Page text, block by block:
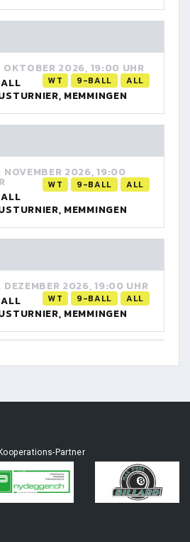
2026, 19:00 UHR
WT 9-BALL ALL
MEMMINGEN
2026, 19:00
WT 9-BALL ALL
MEMMINGEN
2026, 19:00 UHR
WT 9-BALL ALL
MEMMINGEN
Partner